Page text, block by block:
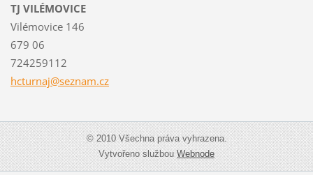
TJ VILÉMOVICE
Vilémovice 146
679 06
724259112
hcturnaj@seznam.cz
© 2010 Všechna práva vyhrazena.
Vytvořeno službouWebnode